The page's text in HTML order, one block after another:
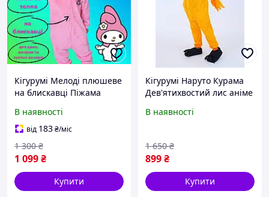
Кігурумі Мелоді плюшеве
на блискавці Піжама
капюшоном Kigurumi для
дітей та підлітків
Рожевий (2060)
В наявності
від 183₴/міс
1 099₴
1 300 ₴
Купити
Кігурумі Наруто Курама
Дев'ятихвостий лис аніме
оверсайз для дорослих та
kigurumi (1150)
В наявності
899₴
1 650 ₴
Купити